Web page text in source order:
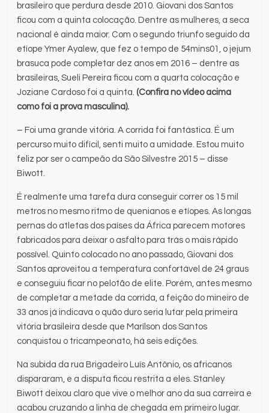
brasileiro que perdura desde 2010. Giovani dos Santos
ficou com a quinta colocação. Dentre as mulheres, a seca
nacional é ainda maior. Com o segundo triunfo seguido da
etíope Ymer Ayalew, que fez o tempo de 54mins01, o jejum
brasuca pode completar dez anos em 2016 – dentre as
brasileiras, Sueli Pereira ficou com a quarta colocação e
Joziane Cardoso foi a quinta.(Confira no vídeo acima
como foi a prova masculina).
– Foi uma grande vitória. A corrida foi fantástica. É um
percurso muito difícil, senti muito a umidade. Estou muito
feliz por ser o campeão da São Silvestre 2015 – disse
Biwott.
É realmente uma tarefa dura conseguir correr os 15 mil
metros no mesmo ritmo de quenianos e etíopes. As longas
pernas do atletas dos países da África parecem motores
fabricados para deixar o asfalto para trás o mais rápido
possível. Quinto colocado no ano passado, Giovani dos
Santos aproveitou a temperatura confortável de 24 graus
e conseguiu ficar no pelotão de elite. Porém, antes mesmo
de completar a metade da corrida, a feição do mineiro de
33 anos já indicava o quão duro seria lutar pela primeira
vitória brasileira desde que Marílson dos Santos
conquistou o tricampeonato, há seis edições.
Na subida da rua Brigadeiro Luís Antônio, os africanos
dispararam, e a disputa ficou restrita a eles. Stanley
Biwott deixou claro que vive o melhor ano da sua carreira e
acabou cruzando a linha de chegada em primeiro lugar.